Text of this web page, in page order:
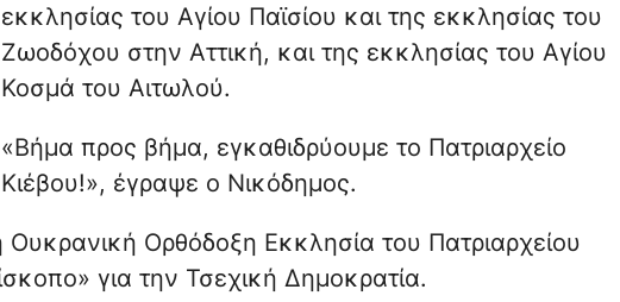
εκκλησίας του Αγίου Παϊσίου και της εκκλησίας του
Ζωοδόχου στην Αττική, και της εκκλησίας του Αγίου
Κοσμά του Αιτωλού.
«Βήμα προς βήμα, εγκαθιδρύουμε το Πατριαρχείο
Κιέβου!», έγραψε ο Νικόδημος.
Ουκρανική Ορθόδοξη Εκκλησία του Πατριαρχείου
για την Τσεχική Δημοκρατία.